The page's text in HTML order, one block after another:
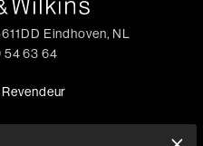
Eindhoven, NL
54 63 64